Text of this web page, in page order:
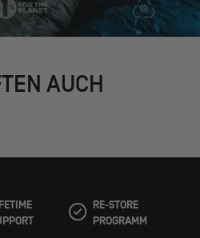
AUCH
RE-STORE
PROGRAMM